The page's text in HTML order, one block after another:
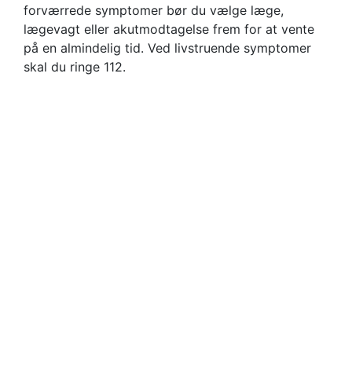
forværrede symptomer bør du vælge læge,
lægevagt eller akutmodtagelse frem for at vente
på en almindelig tid. Ved livstruende symptomer
skal du ringe 112.